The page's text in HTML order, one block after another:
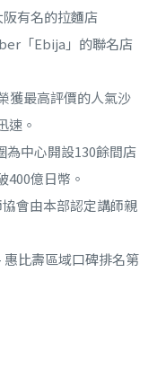
有名的拉麵店
「Ebija」的聯名店
獲最高評價的人氣沙
速。
中心開設130餘間店
400億日幣。
會由本部認定講師親
比壽區域口碑排名第